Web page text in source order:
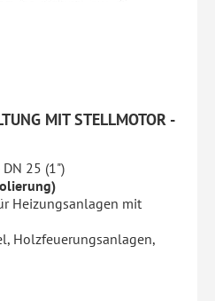
MIT STELLMOTOR -
25 (1")
Heizungsanlagen mit
Holzfeuerungsanlagen,